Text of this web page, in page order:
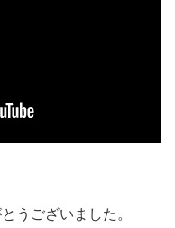
うございました。